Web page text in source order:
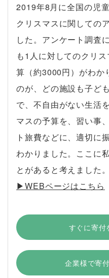
2019年8月に全国の児
クリスマスに関しての
した。アンケート調査
も1人に対してのクリ
算（約3000円）がわか
のが、どの施設も子ど
で、不自由がない生活
マスの予算を、習い事
ト旅費などに、適切に
わかりました。ここに
とがあると考えました。
▶︎WEBページはこちら
すぐに寄付
企業様で寄